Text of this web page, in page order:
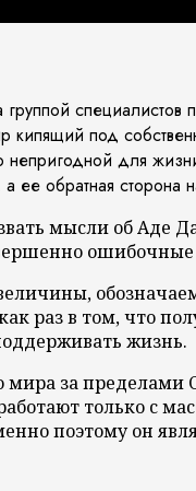
группой
кипящий под
для
обратная сторона
мысли об
раз в том, что
жизнь.
мира за
только с
поэтому он